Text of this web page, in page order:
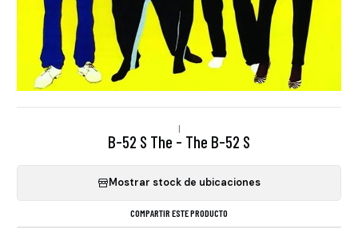
|
B-52 S The - The B-52 S
Mostrar stock de ubicaciones
COMPARTIR ESTE PRODUCTO